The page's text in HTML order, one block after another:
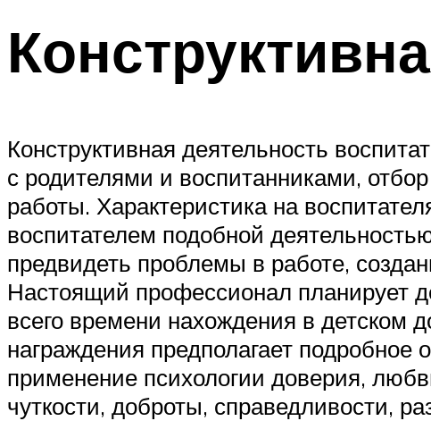
Конструктивная деятельность
с родителями и воспитанниками,
работы. Характеристика на
воспитателем подобной
предвидеть проблемы в работе,
Настоящий профессионал планирует
всего времени нахождения в детском
награждения предполагает подробное
применение психологии доверия,
чуткости, доброты, справедливости,